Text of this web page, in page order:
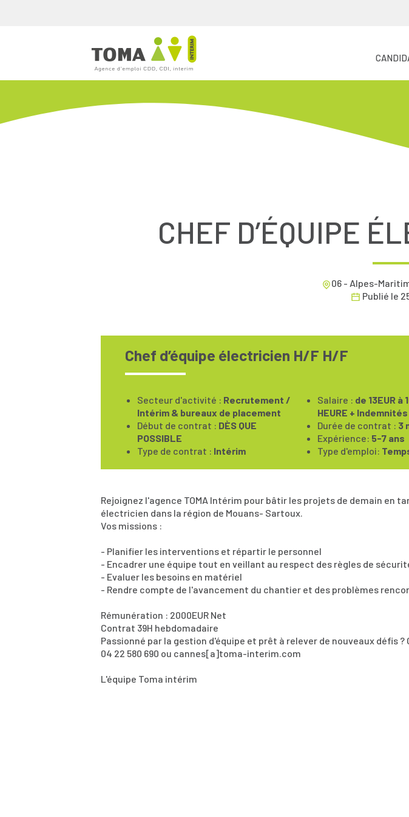
CHEF D’ÉQUIPE
06 - Alpes-
Publié le
Chef d’équipe électricien H/F H/F
Secteur d'activité : Recrutement /
Intérim & bureaux de placement
Début de contrat : DÈS QUE
POSSIBLE
Type de contrat : Intérim
Salaire : de 13EUR à
HEURE + Indemnités
Durée de contrat : 3
Expérience: 5-7 ans
Type d'emploi:
Rejoignez l'agence TOMA Intérim pour bâtir les projets de demain en
électricien dans la région de Mouans- Sartoux.
Vos missions :
- Planifier les interventions et répartir le personnel
- Encadrer une équipe tout en veillant au respect des règles de
- Evaluer les besoins en matériel
- Rendre compte de l'avancement du chantier et des problèmes
Rémunération : 2000EUR Net
Contrat 39H hebdomadaire
Passionné par la gestion d'équipe et prêt à relever de nouveaux défis
04 22 580 690 ou cannes[a]toma-interim.com
L'équipe Toma intérim